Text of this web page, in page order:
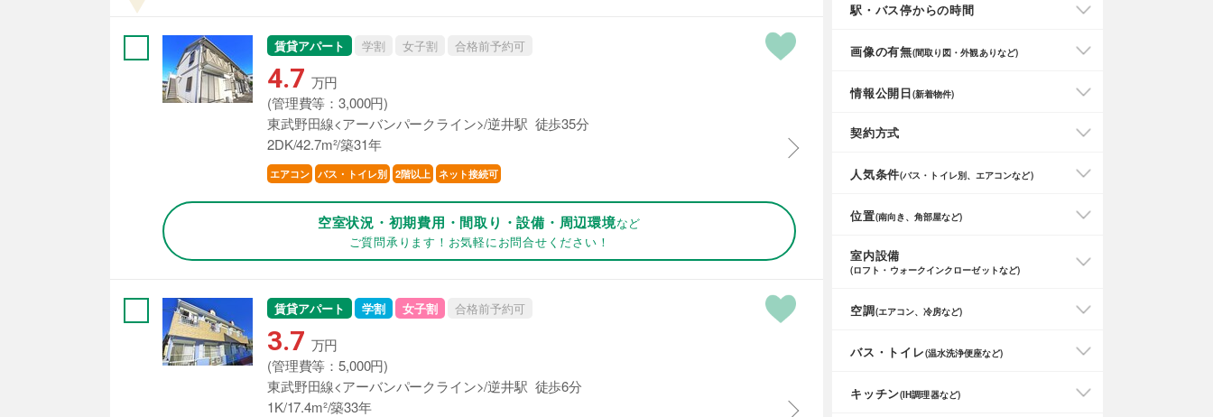
賃貸アパート 学割 女子割 合格前予約可
4.7 万円
(管理費等：3,000円)
東武野田線<アーバンパークライン>/逆井駅 徒歩35分
2DK/42.7m²/築31年
エアコン バス・トイレ別 2階以上 ネット接続可
空室状況・初期費用・間取り・設備・周辺環境など
ご質問承ります！お気軽にお問合せください！
賃貸アパート 学割 女子割 合格前予約可
3.7 万円
(管理費等：5,000円)
東武野田線<アーバンパークライン>/逆井駅 徒歩6分
1K/17.4m²/築33年
駅・バス停からの時間
画像の有無(間取り図・外観ありなど)
情報公開日(新着物件)
契約方式
人気条件(バス・トイレ別、エアコンなど)
位置(南向き、角部屋など)
室内設備
(ロフト・ウォークインクローゼットなど)
空調(エアコン、冷房など)
バス・トイレ(温水洗浄便座など)
キッチン(IH調理器など)